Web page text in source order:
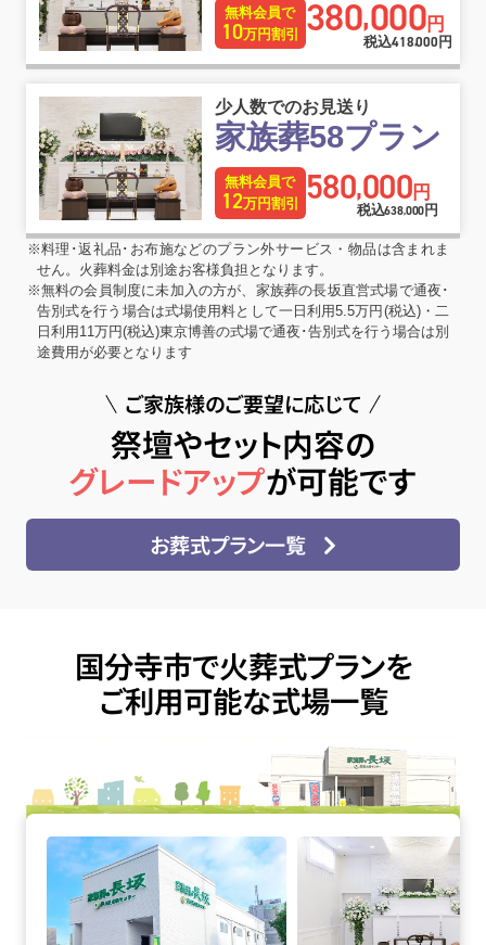
無料会員で
10万円割引 380,000円
税込418,000 円
少人数でのお見送り
家族葬58プラン
無料会員で
12万円割引 580,000円
税込638,000円
※料理･返礼品･お布施などのプラン外サービス・物品は含まれま
せん。火葬料金は別途お客様負担となります。
※無料の会員制度に未加入の方が、家族葬の長坂直営式場で通夜･
告別式を行う場合は式場使用料として一日利用5.5万円(税込)・二
日利用11万円(税込)東京博善の式場で通夜･告別式を行う場合は別
途費用が必要となります
ご家族様のご要望に応じて
祭壇やセット内容の
グレードアップが可能です
お葬式プラン一覧
国分寺市で火葬式プランを
ご利用可能な式場一覧
家族葬の長坂 小平仲町の詳細へ